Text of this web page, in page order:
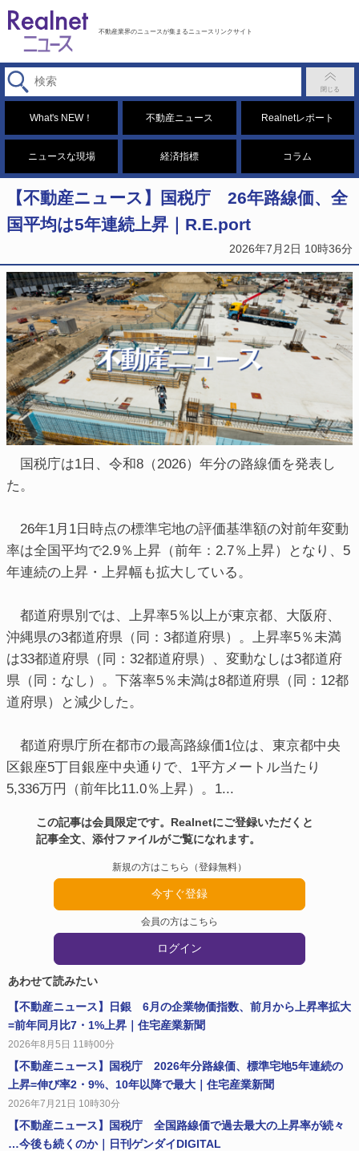
不動産業界のニュースが集まるニュースリンクサイト
What's NEW！ 不動産ニュース Realnetレポート
ニュースな現場 経済指標 コラム
【不動産ニュース】国税庁 26年路線価、全
国平均は5年連続上昇｜R.E.port
2026年7月2日 10時36分
国税庁は1日、令和8（2026）年分の路線価を発表し
た。
26年1月1日時点の標準宅地の評価基準額の対前年変動
率は全国平均で2.9％上昇（前年：2.7％上昇）となり、5
年連続の上昇・上昇幅も拡大している。
都道府県別では、上昇率5％以上が東京都、大阪府、
沖縄県の3都道府県（同：3都道府県）。上昇率5％未満
は33都道府県（同：32都道府県）、変動なしは3都道府
県（同：なし）。下落率5％未満は8都道府県（同：12都
道府県）と減少した。
都道府県庁所在都市の最高路線価1位は、東京都中央
区銀座5丁目銀座中央通りで、1平方メートル当たり
5,336万円（前年比11.0％上昇）。1...
この記事は会員限定です。Realnetにご登録いただくと
記事全文、添付ファイルがご覧になれます。
新規の方はこちら（登録無料）
今すぐ登録
会員の方はこちら
ログイン
あわせて読みたい
【不動産ニュース】日銀 6月の企業物価指数、前月から上昇率拡大
=前年同月比7・1%上昇｜住宅産業新聞
2026年8月5日 11時00分
【不動産ニュース】国税庁 2026年分路線価、標準宅地5年連続の
上昇=伸び率2・9%、10年以降で最大｜住宅産業新聞
2026年7月21日 10時30分
【不動産ニュース】国税庁 全国路線価で過去最大の上昇率が続々
…今後も続くのか｜日刊ゲンダイDIGITAL